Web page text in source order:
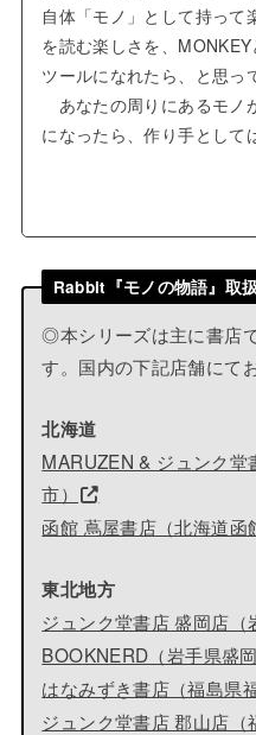
自体「モノ」として持って
を読む楽しさを、
ツールになれたら、と思っ
あなたの周りにあるモノ
になったら、作り手として
柴田
Rabbit『モノの物語』取
◎本シリーズは主に書店
す。国内の下記店舗にて
北海道
MARUZEN & ジュンク堂
市）
函館 蔦屋書店（北海道函
東北地方
ジュンク堂書店 盛岡店（
BOOKNERD（岩手県盛岡
はなみずき書店（福島県
ジュンク堂書店 郡山店（